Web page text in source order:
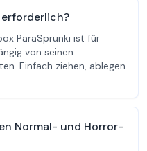
ParaSprunki ist für
von seinen
Einfach ziehen, ablegen
Normal- und Horror-